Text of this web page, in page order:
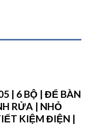
| 6 BỘ | ĐỂ BÀN
RỬA | NHỎ
KIỆM ĐIỆN |